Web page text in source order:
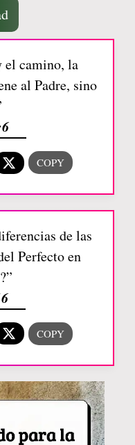
el camino, la
al Padre, sino
de las
Perfecto en